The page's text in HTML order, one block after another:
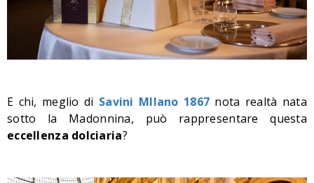
E chi, meglio di Savini MIlano 1867 nota realtà nata
sotto la Madonnina, può rappresentare questa
eccellenza dolciaria?